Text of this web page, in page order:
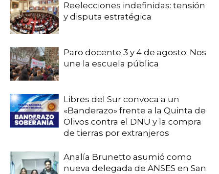
Reelecciones indefinidas: tensión
y disputa estratégica
Paro docente 3 y 4 de agosto: Nos
une la escuela pública
Libres del Sur convoca a un
«Banderazo» frente a la Quinta de
Olivos contra el DNU y la compra
de tierras por extranjeros
Analía Brunetto asumió como
nueva delegada de ANSES en San